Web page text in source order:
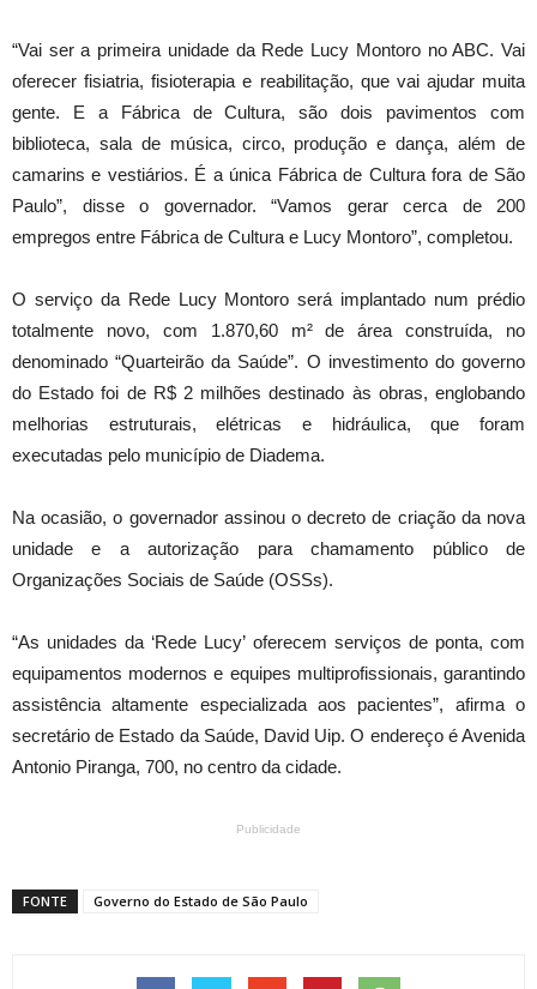
“Vai ser a primeira unidade da Rede Lucy Montoro no ABC. Vai
oferecer fisiatria, fisioterapia e reabilitação, que vai ajudar muita
gente. E a Fábrica de Cultura, são dois pavimentos com
biblioteca, sala de música, circo, produção e dança, além de
camarins e vestiários. É a única Fábrica de Cultura fora de São
Paulo”, disse o governador. “Vamos gerar cerca de 200
empregos entre Fábrica de Cultura e Lucy Montoro”, completou.
O serviço da Rede Lucy Montoro será implantado num prédio
totalmente novo, com 1.870,60 m² de área construída, no
denominado “Quarteirão da Saúde”. O investimento do governo
do Estado foi de R$ 2 milhões destinado às obras, englobando
melhorias estruturais, elétricas e hidráulica, que foram
executadas pelo município de Diadema.
Na ocasião, o governador assinou o decreto de criação da nova
unidade e a autorização para chamamento público de
Organizações Sociais de Saúde (OSSs).
“As unidades da ‘Rede Lucy’ oferecem serviços de ponta, com
equipamentos modernos e equipes multiprofissionais, garantindo
assistência altamente especializada aos pacientes”, afirma o
secretário de Estado da Saúde, David Uip. O endereço é Avenida
Antonio Piranga, 700, no centro da cidade.
Publicidade
FONTE Governo do Estado de São Paulo